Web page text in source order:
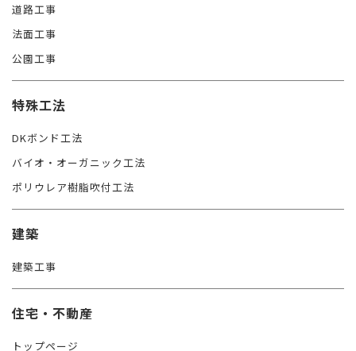
道路工事
法面工事
公園工事
特殊工法
DKボンド工法
バイオ・オーガニック工法
ポリウレア樹脂吹付工法
建築
建築工事
住宅・不動産
トップページ